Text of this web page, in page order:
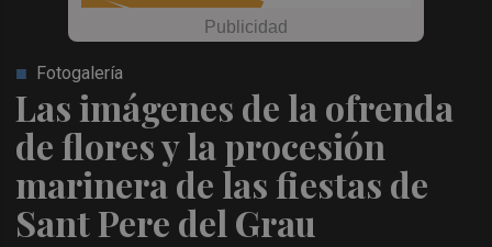
Las imágenes de la ofrenda
de flores y la procesión
marinera de las fiestas de
Sant Pere del Grau
Fotogalería